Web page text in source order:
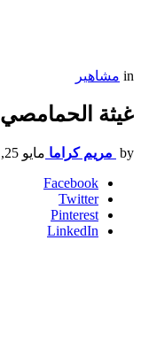
in مشاهير
غيثة
by مريم كراما مايو 25, 2023, 11:18 م
Facebook
Twitter
Pinterest
LinkedIn